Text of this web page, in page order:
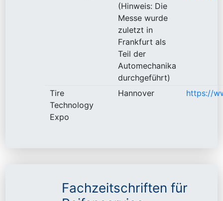
(Hinweis: Die
Messe wurde
zuletzt in
Frankfurt als
Teil der
Automechanika
durchgeführt)
Tire
Technology
Expo
Hannover https://
Fachzeitschriften für